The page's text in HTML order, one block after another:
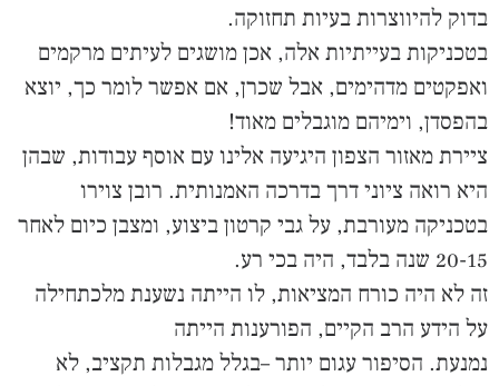
בדוק להיווצרות בעיות תחזוקה.
בטכניקות בעייתיות אלה, אכן מושגים לעיתים מרקמים
ואפקטים מדהימים, אבל שכרן, אם אפשר לומר כך, יוצא
בהפסדן, וימיהם מוגבלים מאוד!
ציירת מאזור הצפון היגיעה אלינו עם אוסף עבודות, שבהן
היא רואה ציוני דרך בדרכה האמנותית. רובן צוירו
בטכניקה מעורבת, על גבי קרטון ביצוע, ומצבן כיום לאחר
20-15 שנה בלבד, היה בכי רע.
זה לא היה כורח המציאות, לו הייתה נשענת מלכתחילה
על הידע הרב הקיים, הפורענות הייתה
נמנעת. הסיפור עגום יותר –בגלל מגבלות תקציב, לא